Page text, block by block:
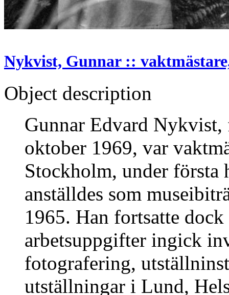
Nykvist, Gunnar ::
Object description
Gunnar Edvard
oktober 1969, var
Stockholm, under första
anställdes som
1965. Han fortsatte
arbetsuppgifter ingick
fotografering,
utställningar i Lund,